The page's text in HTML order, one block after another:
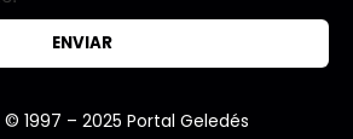
ENVIAR
1997 – 2025 Portal Geledés